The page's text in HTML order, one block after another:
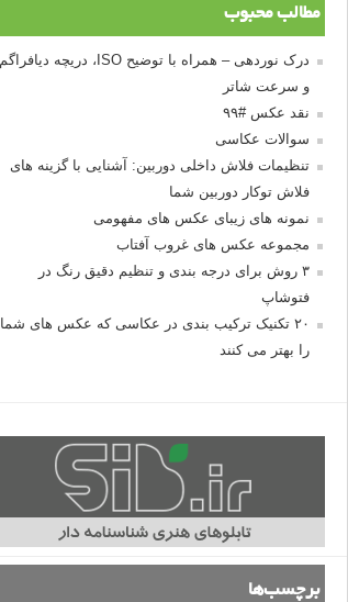
مطالب محبوب
درک نوردهی – همراه با توضیح ISO، دریچه دیافراگم
و سرعت شاتر
نقد عکس #۹۹
سوالات عکاسی
تنظیمات فلاش داخلی دوربین: آشنایی با گزینه های
فلاش توکار دوربین شما
نمونه های زیبای عکس های مفهومی
مجموعه عکس های غروب آفتاب
۳ روش برای درجه بندی و تنظیم دقیق رنگ در
فتوشاپ
۲۰ تکنیک ترکیب بندی در عکاسی که عکس های شما
را بهتر می کنند
برچسب‌ها